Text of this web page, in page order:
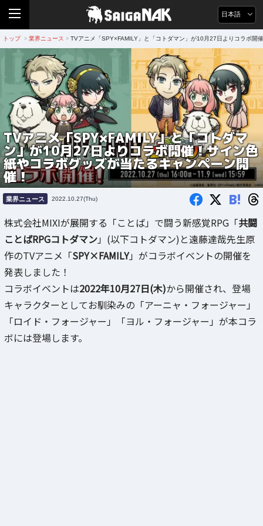
日本語
トップ > 業界ニュース > TVアニメ「SPY×FAMILY」と「コトダマン」が10月27日よりコラボ開
TVアニメ「SPY×FAMILY」と「コトダマ
ン」が10月27日よりコラボ開催！サイン色
紙やコラボグッズが当たるキャンペーン開
催！
業界ニュース 2022.10.27(Thu) B!
株式会社MIXIが展開する「ことば」で闘う新感覚RPG「共闘
ことばRPGコトダマン」(以下コトダマン)と遠藤達哉先生原
作のTVアニメ「SPY×FAMILY」がコラボイベントの開催を
発表しました！
コラボイベントは2022年10月27日(木)から開催され、登場
キャラクターとしてお馴染みの「アーニャ・フォージャー」
「ロイド・フォージャー」「ヨル・フォージャー」が本コラ
ボには登場します。